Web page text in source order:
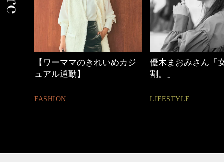
優木まおみさん「女の時間
割。」
LIFESTYLE
心地よくいられる
とは
FASHION